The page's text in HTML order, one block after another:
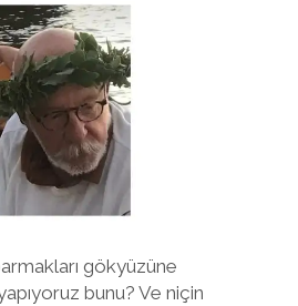
532 SPRING ‘25
EDEMEDIM
/ NEWS
twitterfacebookinstagram
gökyüzüne
bunu? Ve niçin